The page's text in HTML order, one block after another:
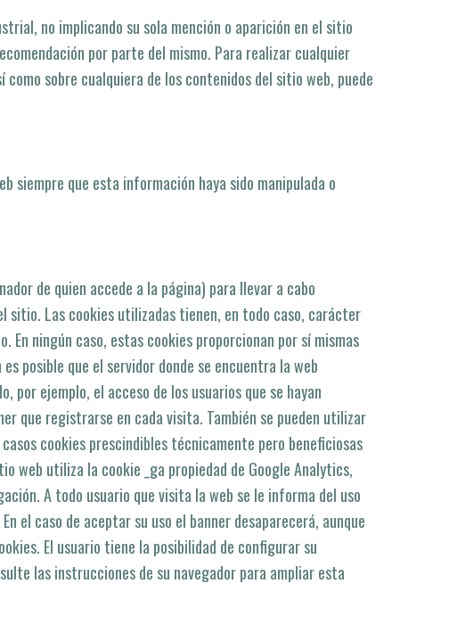
no implicando su sola mención o aparición en el sitio
por parte del mismo. Para realizar cualquier
sobre cualquiera de los contenidos del sitio web, puede
siempre que esta información haya sido manipulada o
de quien accede a la página) para llevar a cabo
sitio. Las cookies utilizadas tienen, en todo caso, carácter
ningún caso, estas cookies proporcionan por sí­ mismas
posible que el servidor donde se encuentra la web
por ejemplo, el acceso de los usuarios que se hayan
que registrarse en cada visita. También se pueden utilizar
cookies prescindibles técnicamente pero beneficiosas
web utiliza la cookie _ga propiedad de Google Analytics,
A todo usuario que visita la web se le informa del uso
el caso de aceptar su uso el banner desaparecerá, aunque
El usuario tiene la posibilidad de configurar su
las instrucciones de su navegador para ampliar esta